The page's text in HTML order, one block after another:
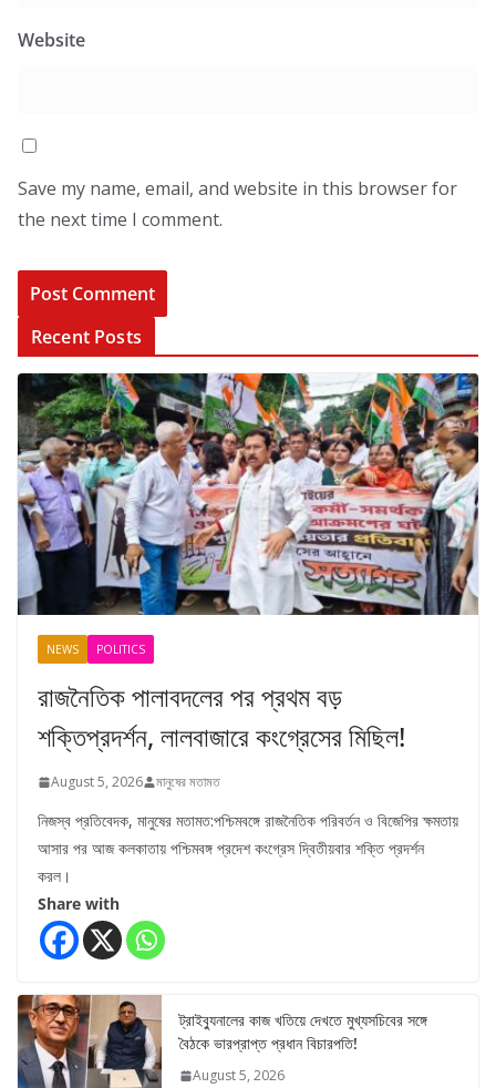
Website
Save my name, email, and website in this browser for
the next time I comment.
Recent Posts
NEWS POLITICS
রাজনৈতিক পালাবদলের পর প্রথম বড়
শক্তিপ্রদর্শন, লালবাজারে কংগ্রেসের মিছিল!
August 5, 2026 মানুষের মতামত
নিজস্ব প্রতিবেদক, মানুষের মতামত:পশ্চিমবঙ্গে রাজনৈতিক পরিবর্তন ও বিজেপির ক্ষমতায়
আসার পর আজ কলকাতায় পশ্চিমবঙ্গ প্রদেশ কংগ্রেস দ্বিতীয়বার শক্তি প্রদর্শন
করল।
Share with
ট্রাইব্যুনালের কাজ খতিয়ে দেখতে মুখ্যসচিবের সঙ্গে
বৈঠকে ভারপ্রাপ্ত প্রধান বিচারপতি!
August 5, 2026